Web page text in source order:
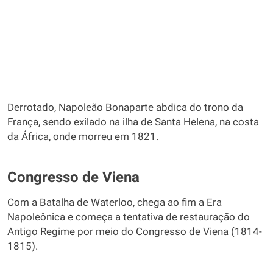
Derrotado, Napoleão Bonaparte abdica do trono da
França, sendo exilado na ilha de Santa Helena, na costa
da África, onde morreu em 1821.
Congresso de Viena
Com a Batalha de Waterloo, chega ao fim a Era
Napoleônica e começa a tentativa de restauração do
Antigo Regime por meio do Congresso de Viena (1814-
1815).